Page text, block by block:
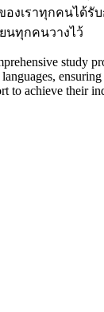
งเราทุกคนได้รับ
นทุกคนวางไว้
study
to achieve their